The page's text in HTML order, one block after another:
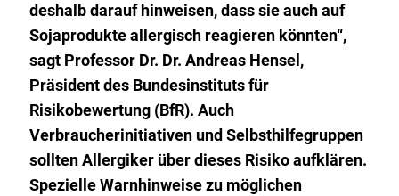
deshalb darauf hinweisen, dass sie auch auf
Sojaprodukte allergisch reagieren könnten“,
sagt Professor Dr. Dr. Andreas Hensel,
Präsident des Bundesinstituts für
Risikobewertung (BfR). Auch
Verbraucherinitiativen und Selbsthilfegruppen
sollten Allergiker über dieses Risiko aufklären.
Spezielle Warnhinweise zu möglichen